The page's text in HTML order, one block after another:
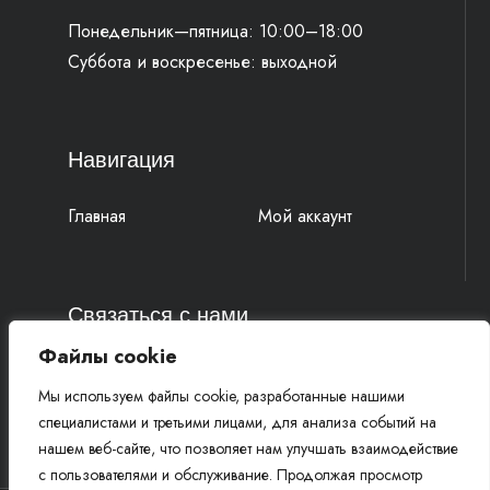
Файлы cookie
Мы используем файлы cookie, разработанные нашими
специалистами и третьими лицами, для анализа событий на
нашем веб-сайте, что позволяет нам улучшать взаимодействие
с пользователями и обслуживание. Продолжая просмотр
Понедельник—пятница: 10:00–18:00
Суббота и воскресенье: выходной
Навигация
Главная Мой аккаунт
Связаться с нами
4k-parts@mail.ru
+7 (977) 777 91 19 Василий
+7 (961) 815 52 58 Михаил